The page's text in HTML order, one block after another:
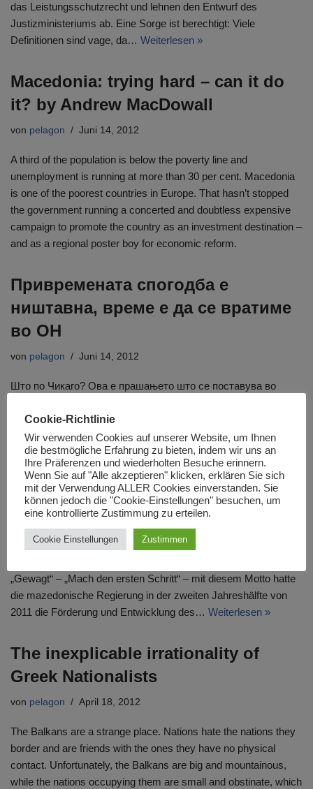
das Leistungsschutzrecht und lehnen den Entwurf des
Justizministeriums ab. Eine Sorge ist berechtigt: Viele
Definitionen sind vage, da… Weiterlesen »
Macedonia: trying hard – can it do
it? by Andrew MacDowall
von pelagon Juni 14, 2012
A third of the population is below the poverty line and
unemployment is running at more than 30 per cent. Macedonia
is one of the poorest countries in Europe. That hasn’t stopped
the government running a concerted and doubtless expensive
campaign to promote the country as an investment destination –
and as a regional poster boy for economic reform.
Привремената спогодба е
ништавна, време е да се вратиме
во ОН
von pelagon Juni 14, 2012
Што по Чикаго? Ова е прашањето што се поставува во
надминување на наметнатиот проблем со името. И сега,
19…Weiterlesen »
Geringes Interesse an
Existenzgründung in Mazedonien
vonpelagon Juni 4, 2012
„Gewagt“ – „Mach den ersten Schritt“ – mit diesem Motto hatte
die mazedonische Regierung in der zweiten Jahreshälfte von
2011 die Förderung und Entwicklung des… Weiterlesen »
The inexplicable irrationality of
Greek Nationalists
von pelagon April 18, 2012
The Balkans are a strange place. Nations hate the nations they
border and are friends with the ones they have no physical
contact. Unfortunately, the Balkans are big and mountainous,
while the nations occupying them are small and obstinate, which
Cookie-Richtlinie
Wir verwenden Cookies auf unserer Website, um Ihnen
die bestmögliche Erfahrung zu bieten, indem wir uns an
Ihre Präferenzen und wiederholten Besuche erinnern.
Wenn Sie auf "Alle akzeptieren" klicken, erklären Sie sich
mit der Verwendung ALLER Cookies einverstanden. Sie
können jedoch die "Cookie-Einstellungen" besuchen, um
eine kontrollierte Zustimmung zu erteilen.
Cookie Einstellungen Zustimmen